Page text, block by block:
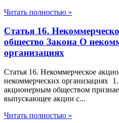
Читать полностью »
Статья 16.
общество Закона О
организациях
Статья 16. Некоммерческое
некоммерческих организациях
акционерным обществом
выпускающее акции с...
Читать полностью »